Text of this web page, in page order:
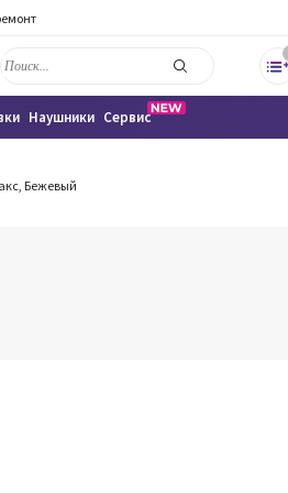
Наушники Сервис
Бежевый